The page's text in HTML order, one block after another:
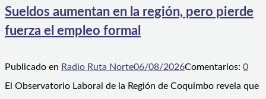
Sueldos aumentan en la región, pero pierde
fuerza el empleo formal
Publicado en Radio Ruta Norte06/08/2026Comentarios: 0
El Observatorio Laboral de la Región de Coquimbo revela que